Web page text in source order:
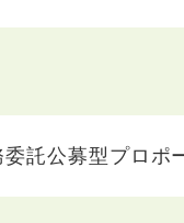
託公募型プロポ